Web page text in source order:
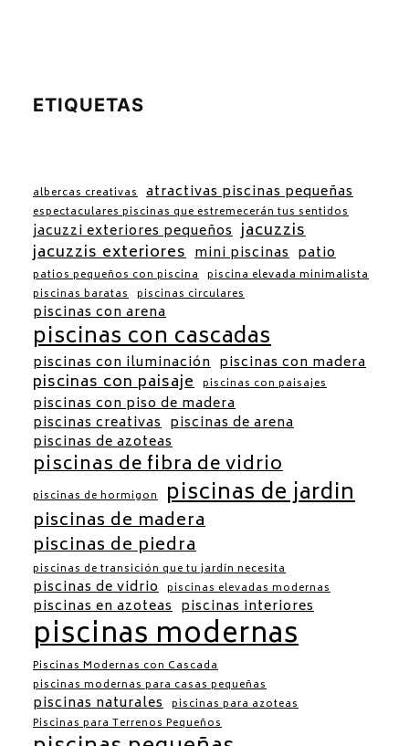
ETIQUETAS
albercas creativas atractivas piscinas pequeñas
espectaculares piscinas que estremecerán tus sentidos
jacuzzi exteriores pequeños jacuzzis
jacuzzis exteriores mini piscinas patio
patios pequeños con piscina piscina elevada minimalista
piscinas baratas piscinas circulares
piscinas con arena
piscinas con cascadas
piscinas con iluminación piscinas con madera
piscinas con paisaje piscinas con paisajes
piscinas con piso de madera
piscinas creativas piscinas de arena
piscinas de azoteas
piscinas de fibra de vidrio
piscinas de hormigon piscinas de jardin
piscinas de madera
piscinas de piedra
piscinas de transición que tu jardín necesita
piscinas de vidrio piscinas elevadas modernas
piscinas en azoteas piscinas interiores
piscinas modernas
Piscinas Modernas con Cascada
piscinas modernas para casas pequeñas
piscinas naturales piscinas para azoteas
Piscinas para Terrenos Pequeños